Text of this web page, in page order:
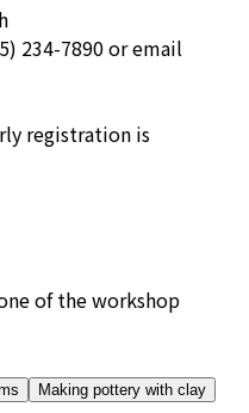
234-7890 or email
registration is
of the workshop
Making pottery with clay